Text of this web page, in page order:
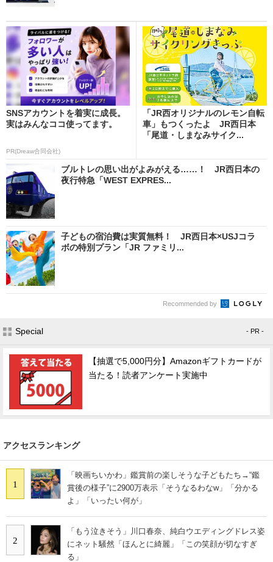
SNSアカウントを着実に成長。
実はみんなココ使ってます。
PR(Dreaw合同会社)
「JR西オリジナルのレモン自転
車」もつくったよ JR西日本
「尾道・しまなみサイク...
ブルトレの思い出がよみがえる……！ JR西日本の
夜行特急「WEST EXPRES...
子どもの宿泊費は実質無料！ JR西日本×USJコラ
ボの特別プラン「JR ファミリ...
Recommended by
Special - PR -
【抽選で5,000円分】Amazonギフトカードが
当たる！読者アンケート実施中
アクセスランキング
1
「映画ちいかわ」鑑賞前の楽しそうな子どもたち→“鑑
賞後の様子”に2900万表示「そうなるわなw」「分かる
よ」「いったい何が」
2
「もう泣きそう」川口春奈、純白ウエディングドレス姿
にネット騒然「ほんとに綺麗」「この笑顔が切なすぎ
る」